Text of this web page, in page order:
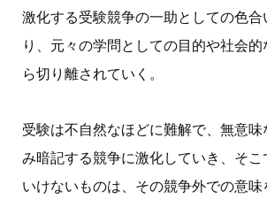
激化する受験競争の一助としての色
り、元々の学問としての目的や社会
ら切り離されていく。
受験は不自然なほどに難解で、無意
み暗記する競争に激化していき、そ
いけないものは、その競争外での意味